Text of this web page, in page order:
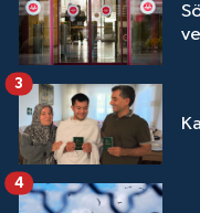
3
4
Sivas Müftülüğü
Şanlıurfa
Şırnak
Tekirdağ